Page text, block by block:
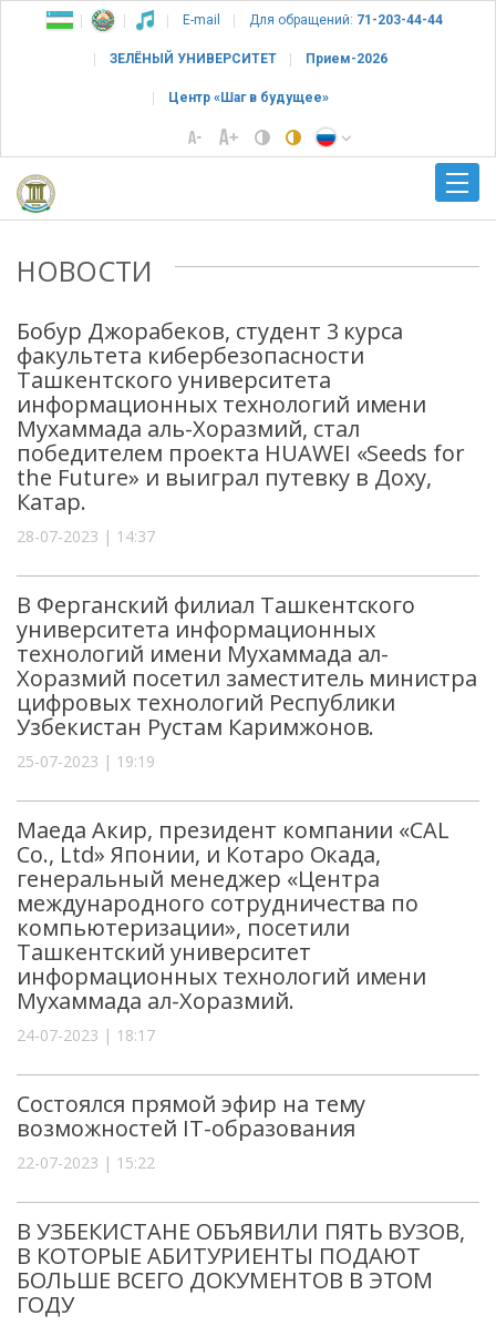
E-mail Для обращений: 71-203-44-44
ЗЕЛЁНЫЙ УНИВЕРСИТЕТ Прием-2026
Центр «Шаг в будущее»
НОВОСТИ
Бобур Джорабеков, студент 3 курса
факультета кибербезопасности
Ташкентского университета
информационных технологий имени
Мухаммада аль-Хоразмий, стал
победителем проекта HUAWEI «Seeds for
the Future» и выиграл путевку в Доху,
Катар.
28-07-2023 | 14:37
В Ферганский филиал Ташкентского
университета информационных
технологий имени Мухаммада ал-
Хоразмий посетил заместитель министра
цифровых технологий Республики
Узбекистан Рустам Каримжонов.
25-07-2023 | 19:19
Маеда Акир, президент компании «CAL
Co., Ltd» Японии, и Котаро Окада,
генеральный менеджер «Центра
международного сотрудничества по
компьютеризации», посетили
Ташкентский университет
информационных технологий имени
Мухаммада ал-Хоразмий.
24-07-2023 | 18:17
Состоялся прямой эфир на тему
возможностей IT-образования
22-07-2023 | 15:22
В УЗБЕКИСТАНЕ ОБЪЯВИЛИ ПЯТЬ ВУЗОВ,
В КОТОРЫЕ АБИТУРИЕНТЫ ПОДАЮТ
БОЛЬШЕ ВСЕГО ДОКУМЕНТОВ В ЭТОМ
ГОДУ